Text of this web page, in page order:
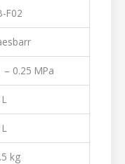
F02
– 0.25 MPa
kg